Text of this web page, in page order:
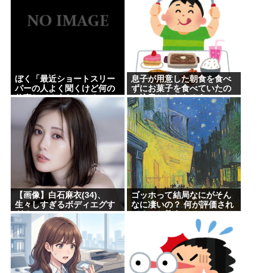
ぼく「最近ショートスリー
パーの人よく聞くけど何の
仕事してる人なんやろ、
wiki読んでみるか」
息子が用意した朝食を食べ
ずにお菓子を食べていたの
で注意したらあろうこと
か...
【画像】白石麻衣(34)、
生々しすぎるボディエグす
ぎるwww
ゴッホって結局なにがそん
なに凄いの？ 何が評価され